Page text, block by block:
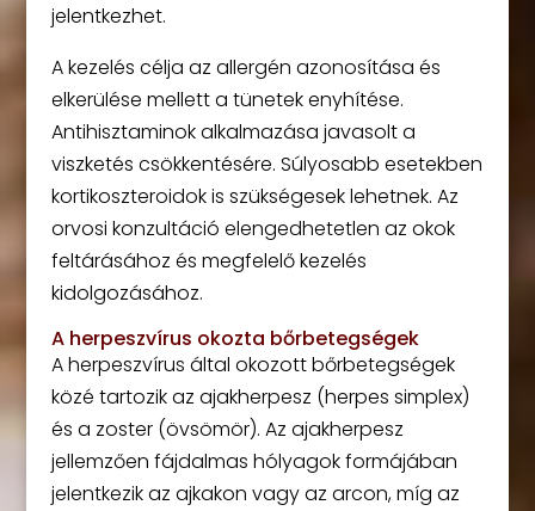
jelentkezhet.
A kezelés célja az allergén azonosítása és
elkerülése mellett a tünetek enyhítése.
Antihisztaminok alkalmazása javasolt a
viszketés csökkentésére. Súlyosabb esetekben
kortikoszteroidok is szükségesek lehetnek. Az
orvosi konzultáció elengedhetetlen az okok
feltárásához és megfelelő kezelés
kidolgozásához.
A herpeszvírus okozta bőrbetegségek
A herpeszvírus által okozott bőrbetegségek
közé tartozik az ajakherpesz (herpes simplex)
és a zoster (övsömör). Az ajakherpesz
jellemzően fájdalmas hólyagok formájában
jelentkezik az ajkakon vagy az arcon, míg az